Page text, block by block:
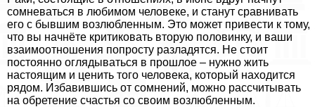
сомневаться в любимом человеке, и станут сравнивать
его с бывшим возлюбленным. Это может привести к тому,
что вы начнёте критиковать вторую половинку, и ваши
взаимоотношения попросту разладятся. Не стоит
постоянно оглядываться в прошлое – нужно жить
настоящим и ценить того человека, который находится
рядом. Избавившись от сомнений, можно рассчитывать
на обретение счастья со своим возлюбленным.